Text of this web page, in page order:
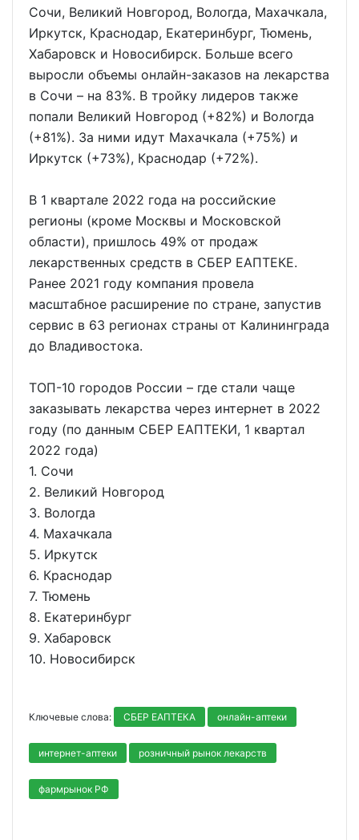
Сочи, Великий Новгород, Вологда, Махачкала,
Иркутск, Краснодар, Екатеринбург, Тюмень,
Хабаровск и Новосибирск. Больше всего
выросли объемы онлайн-заказов на лекарства
в Сочи – на 83%. В тройку лидеров также
попали Великий Новгород (+82%) и Вологда
(+81%). За ними идут Махачкала (+75%) и
Иркутск (+73%), Краснодар (+72%).
В 1 квартале 2022 года на российские
регионы (кроме Москвы и Московской
области), пришлось 49% от продаж
лекарственных средств в СБЕР ЕАПТЕКЕ.
Ранее 2021 году компания провела
масштабное расширение по стране, запустив
сервис в 63 регионах страны от Калининграда
до Владивостока.
ТОП-10 городов России – где стали чаще
заказывать лекарства через интернет в 2022
году (по данным СБЕР ЕАПТЕКИ, 1 квартал
2022 года)
1. Сочи
2. Великий Новгород
3. Вологда
4. Махачкала
5. Иркутск
6. Краснодар
7. Тюмень
8. Екатеринбург
9. Хабаровск
10. Новосибирск
Ключевые слова: СБЕР ЕАПТЕКА онлайн-аптеки
интернет-аптеки розничный рынок лекарств
фармрынок РФ